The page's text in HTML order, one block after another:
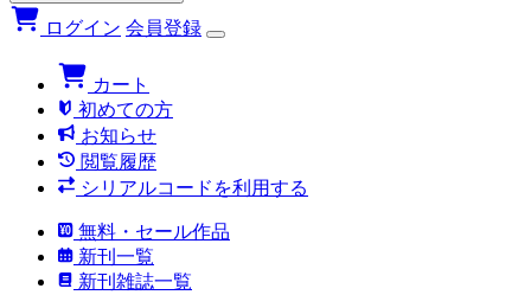
ログイン 会員登録
カート
初めての方
お知らせ
閲覧履歴
シリアルコードを利用する
無料・セール作品
新刊一覧
新刊雑誌一覧